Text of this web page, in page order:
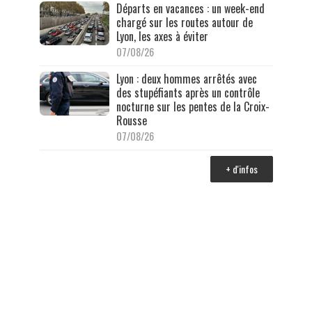
Départs en vacances : un week-end
chargé sur les routes autour de
Lyon, les axes à éviter
07/08/26
Lyon : deux hommes arrêtés avec
des stupéfiants après un contrôle
nocturne sur les pentes de la Croix-
Rousse
07/08/26
+ d'infos